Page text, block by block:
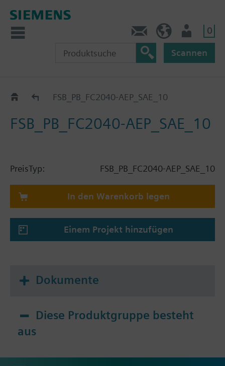
0
Scannen
KatalogFSB_PB_FC2040-AEP_SAE_10
FSB_PB_FC2040-AEP_SAE_10
PreisTyp: FSB_PB_FC2040-AEP_SAE_10
In den Warenkorb legen
Einem Projekt hinzufügen
Dokumente
Diese Produktgruppe besteht
aus